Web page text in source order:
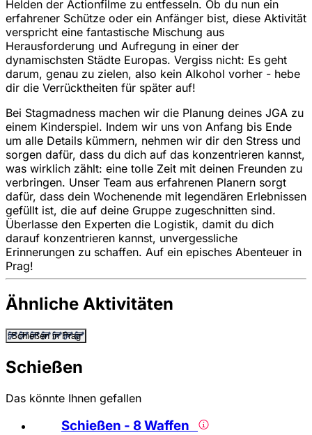
Helden der Actionfilme zu entfesseln. Ob du nun ein
erfahrener Schütze oder ein Anfänger bist, diese Aktivität
verspricht eine fantastische Mischung aus
Herausforderung und Aufregung in einer der
dynamischsten Städte Europas. Vergiss nicht: Es geht
darum, genau zu zielen, also kein Alkohol vorher - hebe
dir die Verrücktheiten für später auf!
Bei Stagmadness machen wir die Planung deines JGA zu
einem Kinderspiel. Indem wir uns von Anfang bis Ende
um alle Details kümmern, nehmen wir dir den Stress und
sorgen dafür, dass du dich auf das konzentrieren kannst,
was wirklich zählt: eine tolle Zeit mit deinen Freunden zu
verbringen. Unser Team aus erfahrenen Planern sorgt
dafür, dass dein Wochenende mit legendären Erlebnissen
gefüllt ist, die auf deine Gruppe zugeschnitten sind.
Überlasse den Experten die Logistik, damit du dich
darauf konzentrieren kannst, unvergessliche
Erinnerungen zu schaffen. Auf ein episches Abenteuer in
Prag!
Ähnliche Aktivitäten
Schießen in Prag
Schießen
Das könnte Ihnen gefallen
Schießen - 8 Waffen